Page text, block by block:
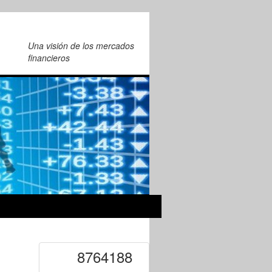
Una visión de los mercados
financieros
8764188